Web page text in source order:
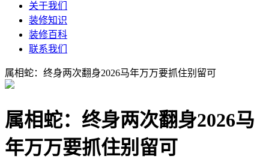
关于我们
装修知识
装修百科
联系我们
属相蛇：终身两次翻身2026马年万万要抓住别留可
属相蛇：终身两次翻身2026马
年万万要抓住别留可